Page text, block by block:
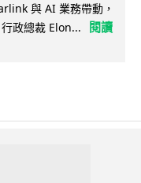
與 AI 業務帶動，
政總裁 Elon...
閱讀